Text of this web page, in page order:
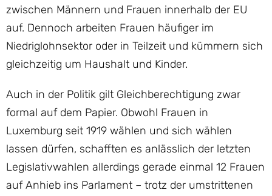
zwischen Männern und Frauen innerhalb der EU
auf. Dennoch arbeiten Frauen häufiger im
Niedriglohnsektor oder in Teilzeit und kümmern sich
gleichzeitig um Haushalt und Kinder.
Auch in der Politik gilt Gleichberechtigung zwar
formal auf dem Papier. Obwohl Frauen in
Luxemburg seit 1919 wählen und sich wählen
lassen dürfen, schafften es anlässlich der letzten
Legislativwahlen allerdings gerade einmal 12 Frauen
auf Anhieb ins Parlament – trotz der umstrittenen